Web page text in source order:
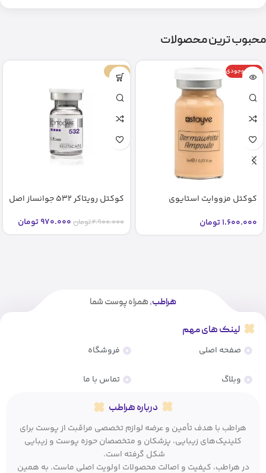
محبوب ترین محصولات
اتمام موجودی
کوکتل مزووایت استایوی
1.600.000تومان
-67%
کوکتل رویتاکر 532 جوانساز اصل
2.900.000تومان 970.000تومان
هراطب، همراه پوست شما
لینک های مهم
صفحه اصلی
وبلاگ
فروشگاه
تماس با ما
درباره هراطب
هراطب با هدف تأمین و عرضه لوازم تخصصی مراقبت از پوست برای
کلینیک‌های زیبایی، پزشکان و متخصصان حوزه پوست و زیبایی
شکل گرفته است.
در هراطب، کیفیت و اصالت محصولات اولویت اصلی ماست. به همین